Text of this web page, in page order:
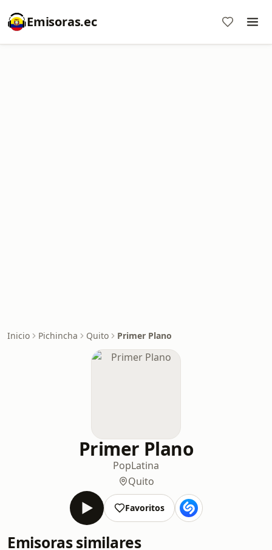
Emisoras.ec
Inicio Pichincha Quito Primer Plano
Primer Plano
PopLatina
Quito
Favoritos
Emisoras similares